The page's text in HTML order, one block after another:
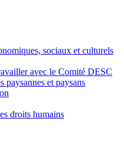
sociaux et culturels
avec le Comité DESC
paysannes et paysans
droits humains